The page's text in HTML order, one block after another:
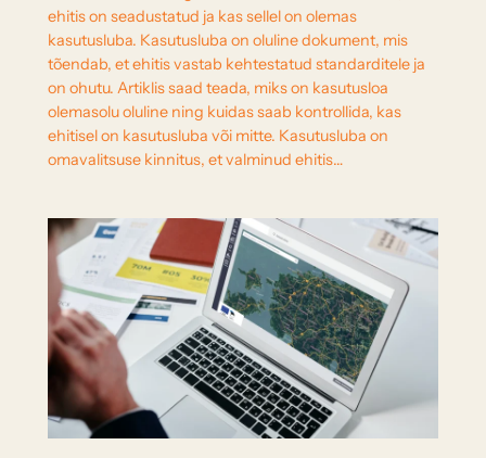
ehitis on seadustatud ja kas sellel on olemas
kasutusluba. Kasutusluba on oluline dokument, mis
tõendab, et ehitis vastab kehtestatud standarditele ja
on ohutu. Artiklis saad teada, miks on kasutusloa
olemasolu oluline ning kuidas saab kontrollida, kas
ehitisel on kasutusluba või mitte. Kasutusluba on
omavalitsuse kinnitus, et valminud ehitis…